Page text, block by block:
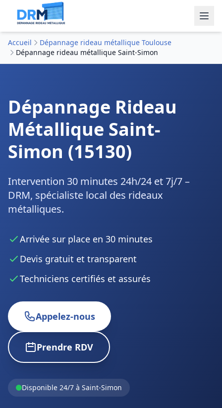
Accueil
Dépannage rideau métallique Toulouse
Dépannage rideau métallique Saint-Simon
Dépannage Rideau
Métallique Saint-
Simon (15130)
Intervention 30 minutes 24h/24 et 7j/7 –
DRM, spécialiste local des rideaux
métalliques.
Arrivée sur place en 30 minutes
Devis gratuit et transparent
Techniciens certifiés et assurés
Appelez-nous
Prendre RDV
Disponible 24/7 à Saint-Simon